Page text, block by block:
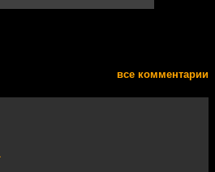
все комментарии